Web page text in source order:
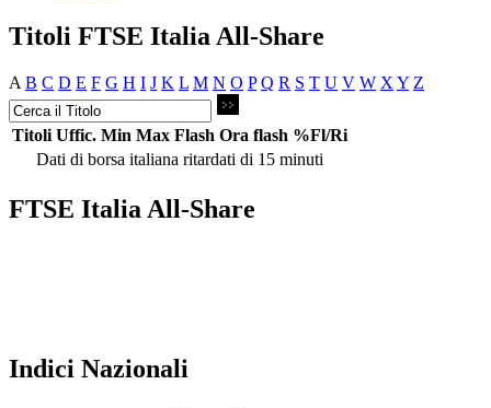
Titoli FTSE Italia All-Share
A B C D E F G H I J K L M N O P Q R S T U V W X Y Z
Titoli Uffic. Min Max Flash Ora flash %Fl/Ri
Dati di borsa italiana ritardati di 15 minuti
FTSE Italia All-Share
Indici Nazionali